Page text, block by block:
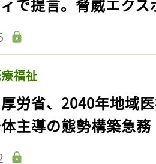
で提言。脅威エク
福祉
厚労省、2040年地域
主導の態勢構築急務